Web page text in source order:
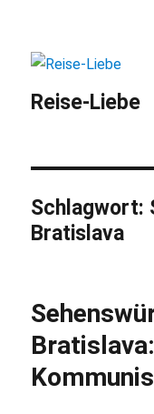
Reise-Liebe
Schlagwort:
Bratislava